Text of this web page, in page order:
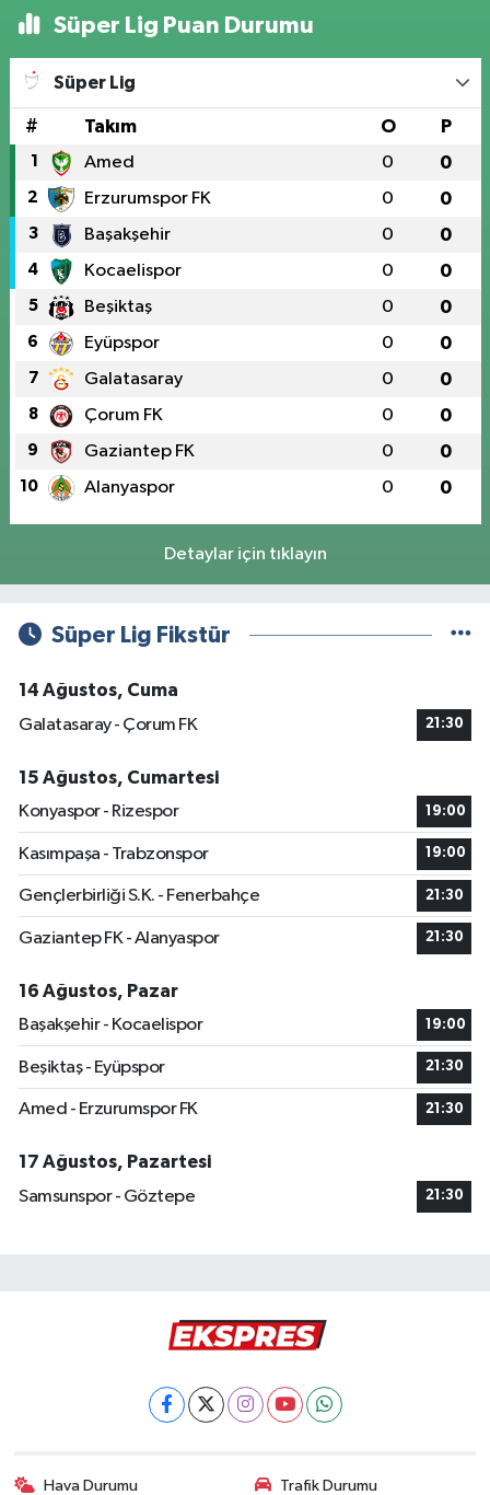
Süper Lig Puan Durumu
Süper Lig
# Takım O P
1 Amed 0 0
2 Erzurumspor FK 0 0
3 Başakşehir 0 0
4 Kocaelispor 0 0
5 Beşiktaş 0 0
6 Eyüpspor 0 0
7 Galatasaray 0 0
8 Çorum FK 0 0
9 Gaziantep FK 0 0
10 Alanyaspor 0 0
Detaylar için tıklayın
Süper Lig Fikstür
14 Ağustos, Cuma
Galatasaray - Çorum FK
21:30
15 Ağustos, Cumartesi
Konyaspor - Rizespor
19:00
Kasımpaşa - Trabzonspor 19:00
Gençlerbirliği S.K. - Fenerbahçe 21:30
Gaziantep FK - Alanyaspor 21:30
16 Ağustos, Pazar
Başakşehir - Kocaelispor
19:00
Beşiktaş - Eyüpspor 21:30
Amed - Erzurumspor FK 21:30
17 Ağustos, Pazartesi
Samsunspor - Göztepe
21:30
Hava Durumu Trafik Durumu